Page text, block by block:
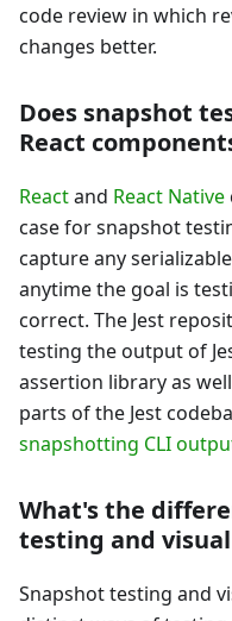
code review in which
changes better.
Does snapshot
React
Reactand React Native
case for snapshot
capture any
anytime the goal is
correct. The Jest
testing the output of
assertion library as
parts of the Jest
snapshotting CLI
What's the
testing and
Snapshot testing and